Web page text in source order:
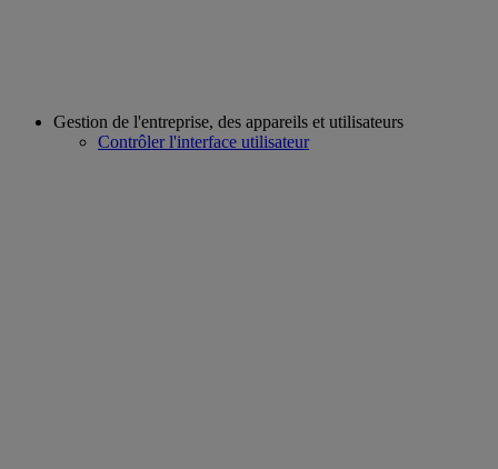
Gestion de l'entreprise, des appareils et utilisateurs
Contrôler l'interface utilisateur